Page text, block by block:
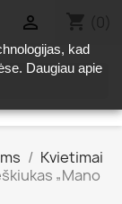
shopping_cart (0)

Kvietimai
„Mano
kad
Daugiau apie